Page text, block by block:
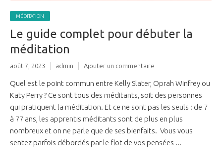
MÉDITATION
Le guide complet pour débuter la
méditation
août 7, 2023 admin Ajouter un commentaire
Quel est le point commun entre Kelly Slater, Oprah Winfrey ou
Katy Perry ? Ce sont tous des méditants, soit des personnes
qui pratiquent la méditation. Et ce ne sont pas les seuls : de 7
à 77 ans, les apprentis méditants sont de plus en plus
nombreux et on ne parle que de ses bienfaits. Vous vous
sentez parfois débordés par le flot de vos pensées ...